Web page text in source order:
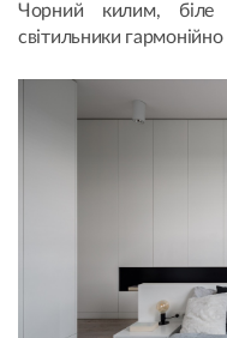
Чорний килим, біле
світильники